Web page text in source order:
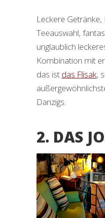
Leckere
Teeauswahl,
unglaublich
Kombination mit
das ist das Flisak,
Danzigs.
2. DAS